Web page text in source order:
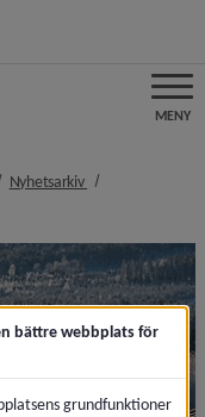
MENY
i brödsmulenavigeringen
Nyhetsarkiv nivå i
bättre webbplats för
grundfunktioner